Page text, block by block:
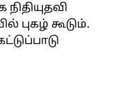
புகழ் கூடும்.